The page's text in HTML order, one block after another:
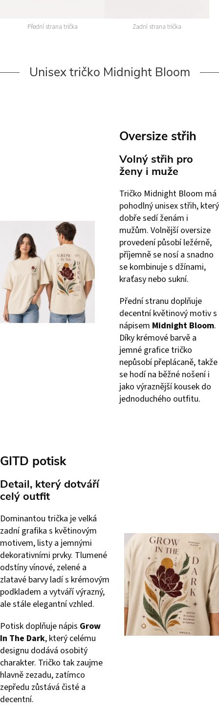
Přední strana trička Zadní strana trička
Unisex tričko Midnight Bloom
Oversize střih
Volný střih pro
ženy i muže
Tričko Midnight Bloom má
pohodlný unisex střih, který
dobře sedí ženám i
mužům. Volnější oversize
provedení působí ležérně,
příjemně se nosí a snadno
se kombinuje s džínami,
kraťasy nebo sukní.
Přední stranu doplňuje
decentní květinový motiv s
nápisem Midnight Bloom.
Díky krémové barvě a
jemné grafice tričko
nepůsobí přeplácaně, takže
se hodí na běžné nošení i
jako výraznější kousek do
jednoduchého outfitu.
GITD potisk
Detail, který dotváří
celý outfit
Dominantou trička je velká
zadní grafika s květinovým
motivem, listy a jemnými
dekorativními prvky. Tlumené
odstíny vínové, zelené a
zlatavé barvy ladí s krémovým
podkladem a vytváří výrazný,
ale stále elegantní vzhled.
Potisk doplňuje nápis Grow
In The Dark, který celému
designu dodává osobitý
charakter. Tričko tak zaujme
hlavně zezadu, zatímco
zepředu zůstává čisté a
decentní.